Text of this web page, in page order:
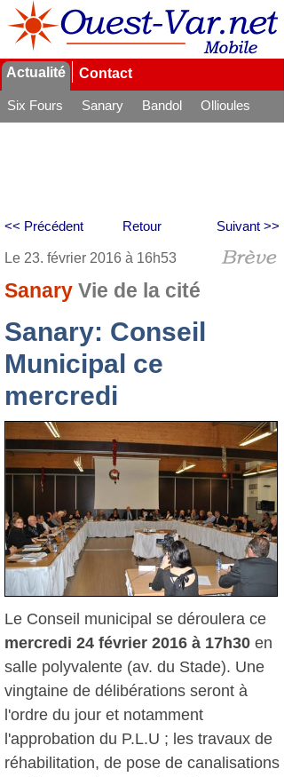
Actualité Contact
Six Fours Sanary Bandol
Ollioules
Retour
<< Précédent Suivant >>
Le 23. février 2016 à 16h53
Sanary Vie de la cité
Sanary: Conseil
Municipal ce
mercredi
Le Conseil municipal se déroulera ce
mercredi 24 février 2016 à 17h30 en
salle polyvalente (av. du Stade). Une
vingtaine de délibérations seront à
l'ordre du jour et notamment
l'approbation du P.L.U ; les travaux de
réhabilitation, de pose de canalisations